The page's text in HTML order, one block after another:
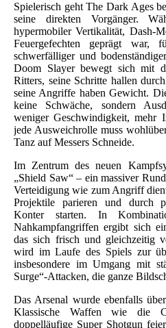
Spielerisch geht The Dark Ages
seine direkten Vorgänger.
hypermobiler Vertikalität, Dash-
Feuergefechten geprägt
schwerfälliger und
Doom Slayer bewegt sich mit
Ritters, seine Schritte hallen
seine Angriffe haben Gewicht.
keine Schwäche, sondern
weniger Geschwindigkeit, mehr
jede Ausweichrolle muss
Tanz auf Messers Schneide.
Im Zentrum des neuen
„Shield Saw“ – ein massiver
Verteidigung wie zum Angriff
Projektile parieren und durch
Konter starten. In
Nahkampfangriffen ergibt sich
das sich frisch und gleichzeitig
wird im Laufe des Spiels zur
insbesondere im Umgang mit
Surge“-Attacken, die ganze
Das Arsenal wurde ebenfalls
Klassische Waffen wie die
doppelläufige Super Shotgun